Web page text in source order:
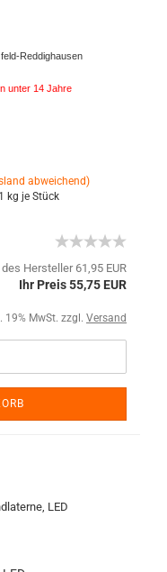
Reddighausen
unter 14 Jahre
abweichend)
kg je Stück
des Hersteller 61,95 EUR
Ihr Preis 55,75 EUR
19% MwSt. zzgl. Versand